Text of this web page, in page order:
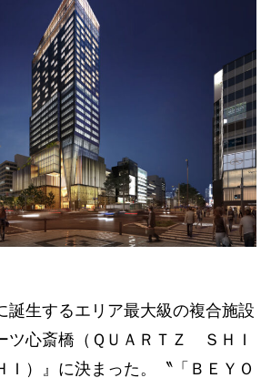
生するエリア最大級の複合施設
ツ心斎橋（ＱＵＡＲＴＺ ＳＨＩ
Ｉ）』に決まった。〝「ＢＥＹＯ